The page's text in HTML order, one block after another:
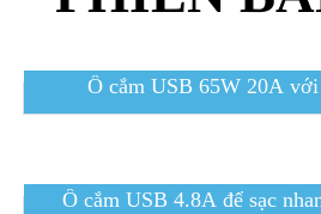
Ổ cắm USB 65W 20A
Ổ cắm USB 4.8A để sạc